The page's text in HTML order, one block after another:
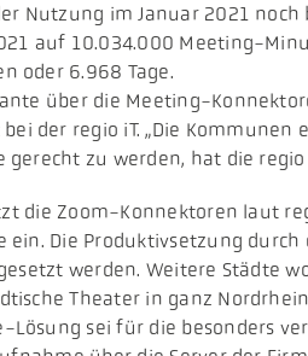
Nutzung im Januar 2021
auf 10.034.000 Meeting-
oder 6.968 Tage.
über die Meeting-
der regio iT. „Die
gerecht zu werden, hat die
die Zoom-Konnektoren laut
ein. Die Produktivsetzung
werden. Weitere Städte
Theater in ganz
Lösung sei für die besonders